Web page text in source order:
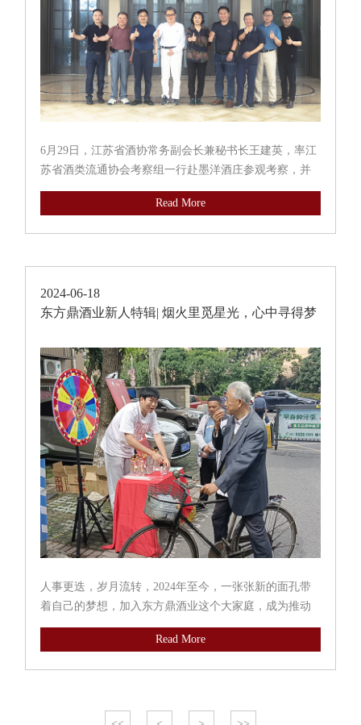
6月29日，江苏省酒协常务副会长兼秘书长王建英，率江
苏省酒类流通协会考察组一行赴墨洋酒庄参观考察，并
就进一步深化合作关系开展座谈交流。墨洋酒庄董事长
徐勤贵、总经理徐伟等高层热情接待并参与座谈。实地
Read More
2024-06-18
东方鼎酒业新人特辑| 烟火里觅星光，心中寻得梦
人事更迭，岁月流转，2024年至今，一张张新的面孔带
着自己的梦想，加入东方鼎酒业这个大家庭，成为推动
企业继续前进的新生力量。他们独特的思考方式和充沛
的活力，年轻睿智，思想活跃，为东方鼎未来发展提供
Read More